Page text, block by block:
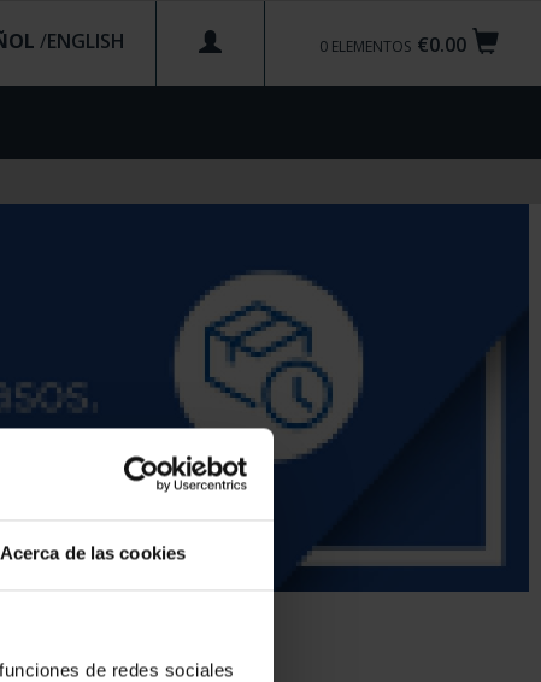
Acerca de las cookies
de redes sociales
€0.00
0 ELEMENTOS
/